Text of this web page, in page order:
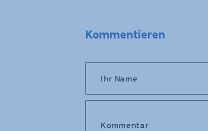
Kommentieren
Ihr Name
Kommentar